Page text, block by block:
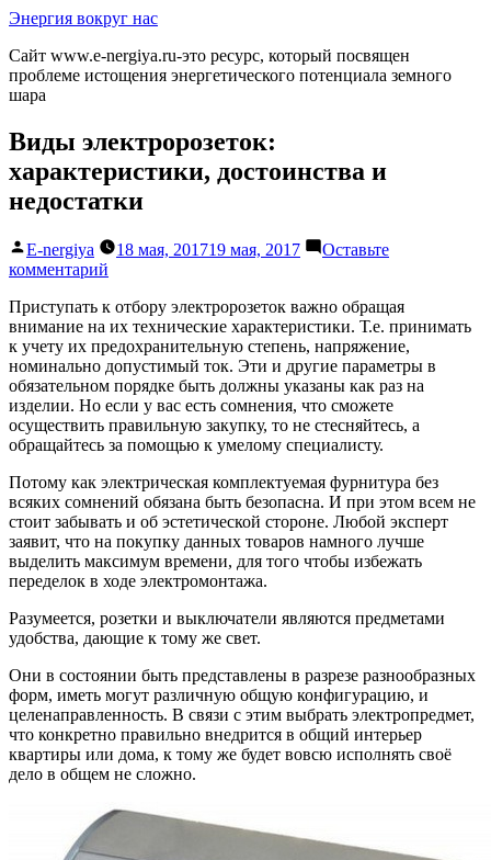
Перейти
содержимому
Энергия вокруг нас
Сайт www.e-nergiya.ru-это ресурс, который посвящен
проблеме истощения энергетического потенциала земного
шара
Виды электророзеток:
характеристики, достоинства и
недостатки
Написано
автором
E-nergiya 18 мая, 201719 мая, 2017
Оставьте
комментарий
электророзеток:
характеристики,
достоинства
и
недостатки
Приступать к отбору электророзеток важно обращая
внимание на их технические характеристики. Т.е. принимать
к учету их предохранительную степень, напряжение,
номинально допустимый ток. Эти и другие параметры в
обязательном порядке быть должны указаны как раз на
изделии. Но если у вас есть сомнения, что сможете
осуществить правильную закупку, то не стесняйтесь, а
обращайтесь за помощью к умелому специалисту.
Потому как электрическая комплектуемая фурнитура без
всяких сомнений обязана быть безопасна. И при этом всем не
стоит забывать и об эстетической стороне. Любой эксперт
заявит, что на покупку данных товаров намного лучше
выделить максимум времени, для того чтобы избежать
переделок в ходе электромонтажа.
Разумеется, розетки и выключатели являются предметами
удобства, дающие к тому же свет.
Они в состоянии быть представлены в разрезе разнообразных
форм, иметь могут различную общую конфигурацию, и
целенаправленность. В связи с этим выбрать электропредмет,
что конкретно правильно внедрится в общий интерьер
квартиры или дома, к тому же будет вовсю исполнять своё
дело в общем не сложно.